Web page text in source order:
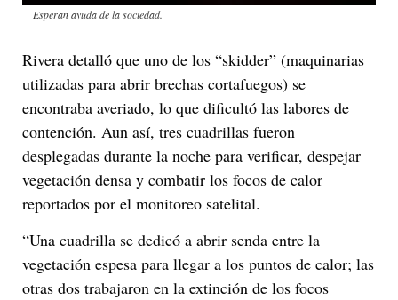
Esperan ayuda de la sociedad.
Rivera detalló que uno de los “skidder” (maquinarias
utilizadas para abrir brechas cortafuegos) se
encontraba averiado, lo que dificultó las labores de
contención. Aun así, tres cuadrillas fueron
desplegadas durante la noche para verificar, despejar
vegetación densa y combatir los focos de calor
reportados por el monitoreo satelital.
“Una cuadrilla se dedicó a abrir senda entre la
vegetación espesa para llegar a los puntos de calor; las
otras dos trabajaron en la extinción de los focos